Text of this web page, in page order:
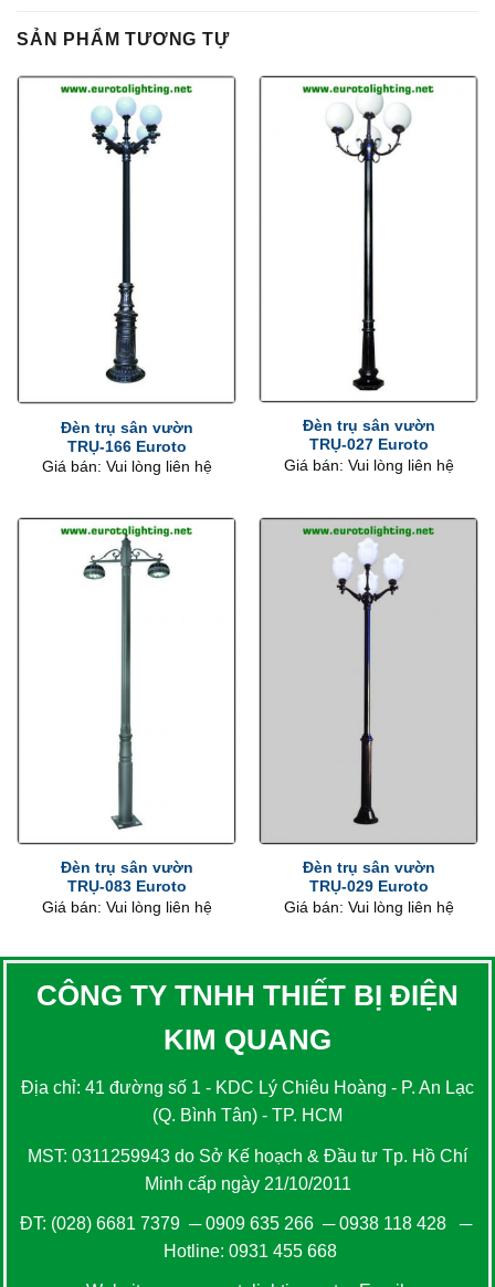
SẢN PHẨM TƯƠNG TỰ
Đèn trụ sân vườn
TRỤ-166 Euroto
Giá bán: Vui lòng liên hệ
Đèn trụ sân vườn
TRỤ-027 Euroto
Giá bán: Vui lòng liên hệ
Đèn trụ sân vườn
TRỤ-083 Euroto
Giá bán: Vui lòng liên hệ
Đèn trụ sân vườn
TRỤ-029 Euroto
Giá bán: Vui lòng liên hệ
CÔNG TY TNHH THIẾT BỊ ĐIỆN
KIM QUANG
Địa chỉ: 41 đường số 1 - KDC Lý Chiêu Hoàng - P. An Lạc
(Q. Bình Tân) - TP. HCM
MST: 0311259943 do Sở Kế hoạch & Đầu tư Tp. Hồ Chí
Minh cấp ngày 21/10/2011
ĐT: (028) 6681 7379 ─0909 635 266─0938 118 428─
Hotline: 0931 455 668